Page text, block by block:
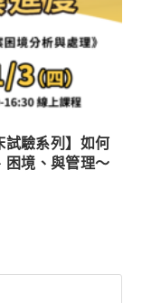
驗系列】如何
困境、與管理～